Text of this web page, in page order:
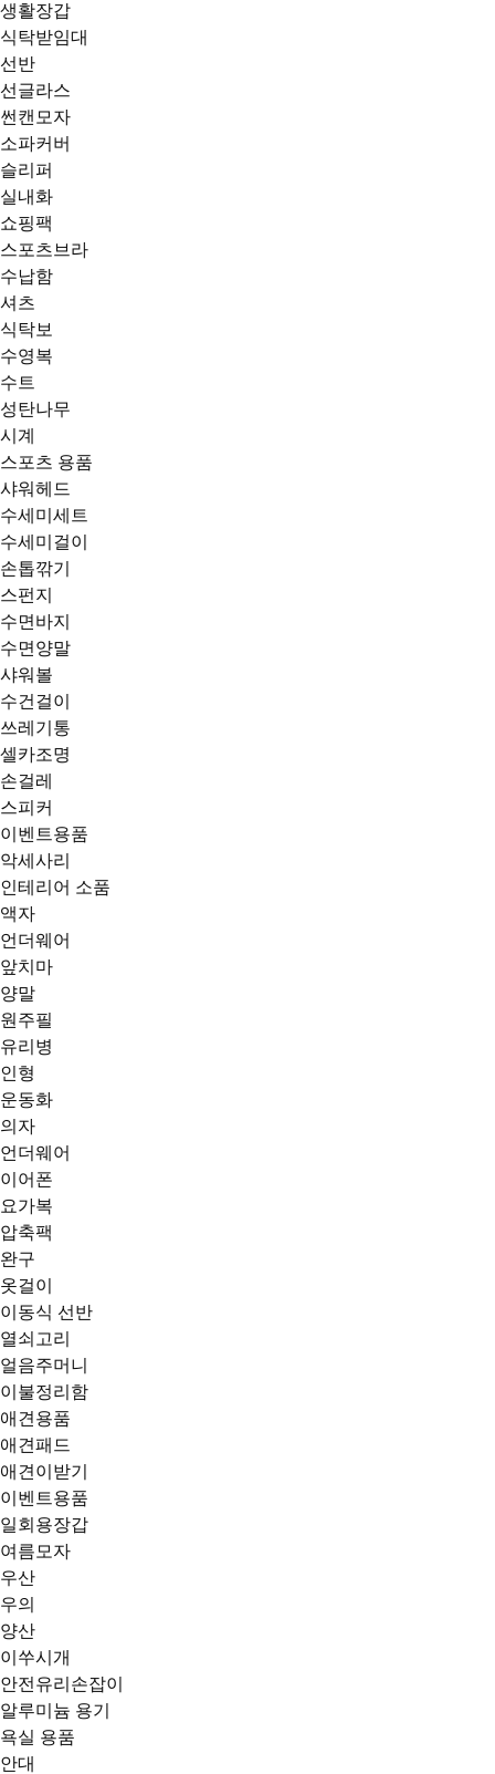
생활장갑
식탁받임대
선반
선글라스
썬캔모자
소파커버
슬리퍼
실내화
쇼핑팩
스포츠브라
수납함
셔츠
식탁보
수영복
수트
성탄나무
시계
스포츠 용품
샤워헤드
수세미세트
수세미걸이
손톱깎기
스펀지
수면바지
수면양말
샤워볼
수건걸이
쓰레기통
셀카조명
손걸레
스피커
이벤트용품
악세사리
인테리어 소품
액자
언더웨어
앞치마
양말
원주필
유리병
인형
운동화
의자
언더웨어
이어폰
요가복
압축팩
완구
옷걸이
이동식 선반
열쇠고리
얼음주머니
이불정리함
애견용품
애견패드
애견이받기
이벤트용품
일회용장갑
여름모자
우산
우의
양산
이쑤시개
안전유리손잡이
알루미늄 용기
욕실 용품
안대